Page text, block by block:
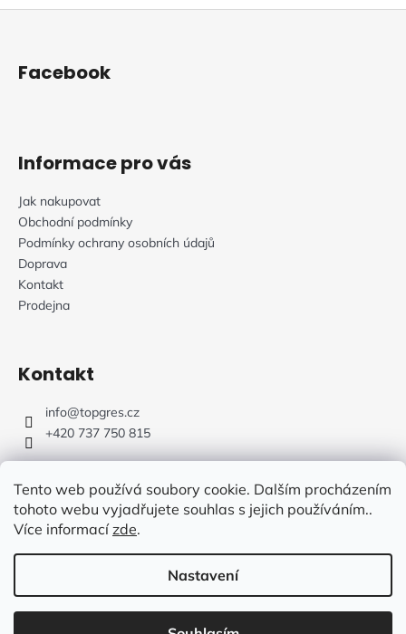
Tento web používá soubory cookie. Dalším procházením
tohoto webu vyjadřujete souhlas s jejich používáním..
Více informacízde.
Nastavení
Z
Facebook
Informace pro vás
Jak nakupovat
Obchodní podmínky
Podmínky ochrany osobních údajů
Doprava
Kontakt
Prodejna
Kontakt
info@topgres.cz
+420 737 750 815